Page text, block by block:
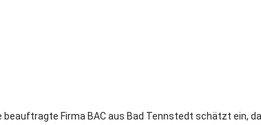
Firma BAC aus Bad Tennstedt schätzt ein,